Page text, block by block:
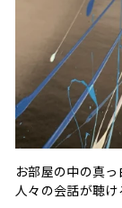
お部屋の中の真っ
人々の会話が聴け